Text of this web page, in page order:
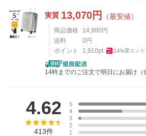
実質 13,070円 （最安値）
商品価格 14,980 円
送料
0 円
ポイント
1,910pt 14%要エント
14時までのご注文で明日にお届け（
4.62
413件
5
4
3
2
1